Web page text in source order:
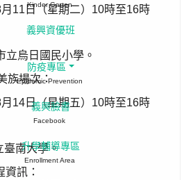
11日（星期二）10時至16時
立烏日國民小學。
族場次：
14日（星期五）10時至16時
臺南大學。
資訊：
Kinder Garten
義興資優班
防疫專區
Epidemic Prevention
義興臉書
Facebook
升學輔導專區
Enrollment Area